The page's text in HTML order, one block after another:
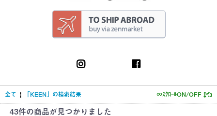
全て | 「KEEN」の検索結果 ∞ｽｸﾛｰﾙON/OFF
43件の商品が見つかりました